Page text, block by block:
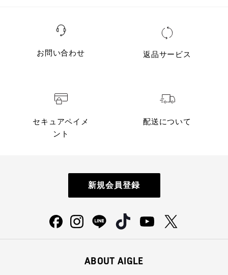
お問い合わせ 返品サービス
セキュアペイメ
ント
配送について
新規会員登録
ABOUT AIGLE